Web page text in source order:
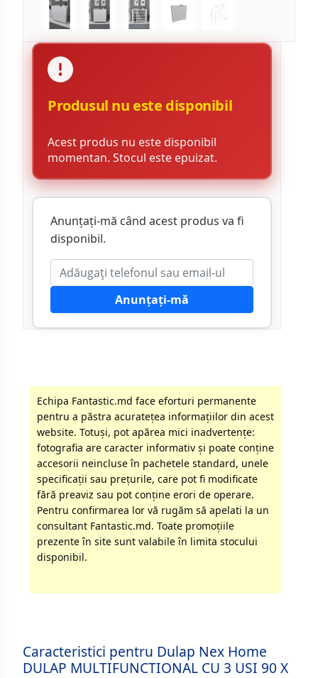
Produsul nu este disponibil
Acest produs nu este disponibil
momentan. Stocul este epuizat.
Anunțați-mă când acest produs va fi
disponibil.
Anunțați-mă
Echipa Fantastic.md face eforturi permanente
pentru a păstra acurateţea informaţiilor din acest
website. Totuși, pot apărea mici inadvertenţe:
fotografia are caracter informativ şi poate conţine
accesorii neincluse în pachetele standard, unele
specificaţii sau preţurile, care pot fi modificate
fără preaviz sau pot conţine erori de operare.
Pentru confirmarea lor vă rugăm să apelati la un
consultant Fantastic.md. Toate promoţiile
prezente în site sunt valabile în limita stocului
disponibil.
Caracteristici pentru Dulap Nex Home
DULAP MULTIFUNCTIONAL CU 3 USI 90 X